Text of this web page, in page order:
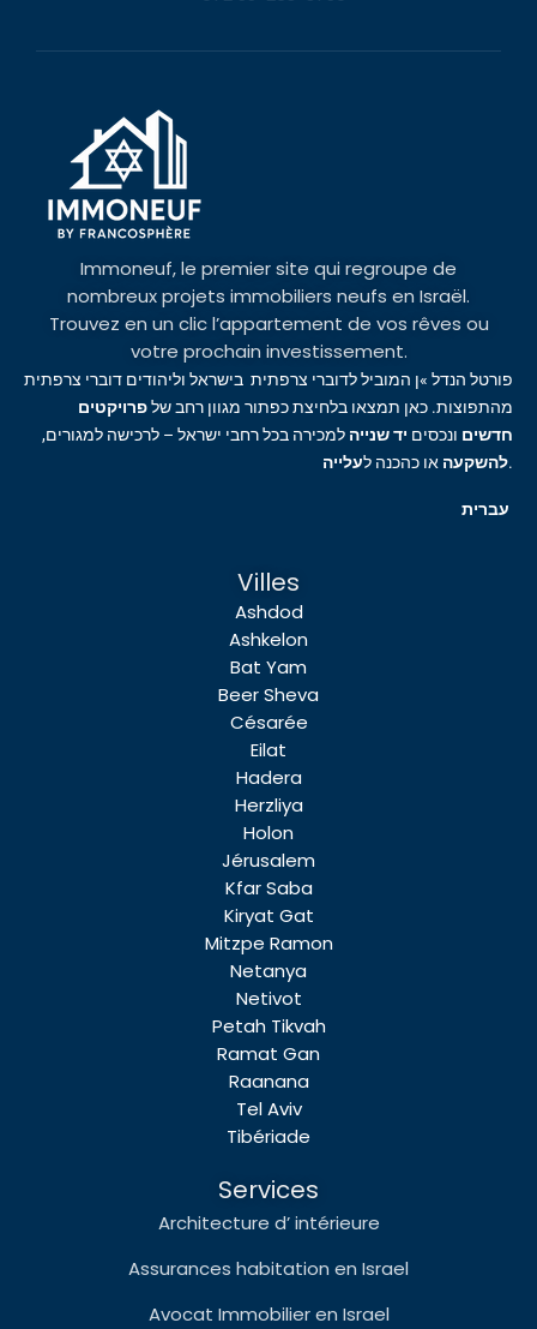
Immoneuf, le premier site qui regroupe de
nombreux projets immobiliers neufs en Israël.
Trouvez en un clic l’appartement de vos rêves ou
votre prochain investissement.
פורטל הנדל »ן המוביל לדוברי צרפתית בישראל וליהודים דוברי צרפתית
מהתפוצות. כאן תמצאו בלחיצת כפתור מגוון רחב שלפרויקטים
חדשים ונכסים יד שנייה למכירה בכל רחבי ישראל – לרכישה למגורים,
להשקעה או כהכנה לעלייה .
Villes
Ashdod
Ashkelon
Bat Yam
Beer Sheva
Césarée
Eilat
Hadera
Herzliya
Holon
Jérusalem
Kfar Saba
Kiryat Gat
Mitzpe Ramon
Netanya
Netivot
Petah Tikvah
Ramat Gan
Raanana
Tel Aviv
Tibériade
Services
Architecture d’ intérieure
Assurances habitation en Israel
Avocat Immobilier en Israel